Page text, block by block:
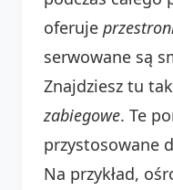
oferuje
serwowane są
Znajdziesz tu
zabiegowe. Te
przystosowane
Na przykład,